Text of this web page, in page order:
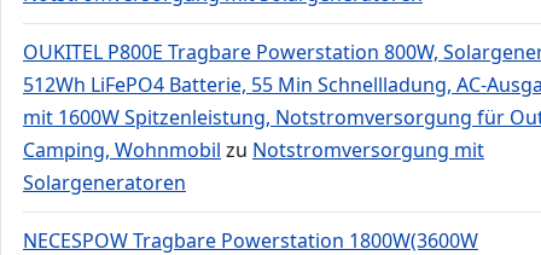
OUKITEL P800E Tragbare Powerstation 800W,
512Wh LiFePO4 Batterie, 55 Min Schnellladung, AC-
mit 1600W Spitzenleistung, Notstromversorgung für
Camping, Wohnmobil zu Notstromversorgung mit
Solargeneratoren
NECESPOW Tragbare Powerstation 1800W(3600W